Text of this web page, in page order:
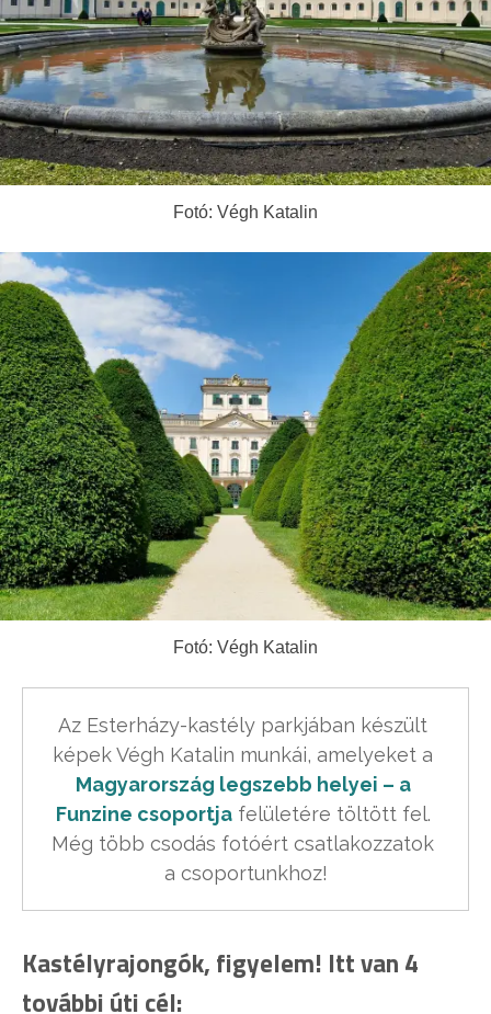
Fotó: Végh Katalin
Fotó: Végh Katalin
Az Esterházy-kastély parkjában készült
képek Végh Katalin munkái, amelyeket a
Magyarország legszebb helyei – a
Funzine csoportja felületére töltött fel.
Még több csodás fotóért csatlakozzatok
a csoportunkhoz!
Kastélyrajongók, figyelem! Itt van 4
további úti cél: